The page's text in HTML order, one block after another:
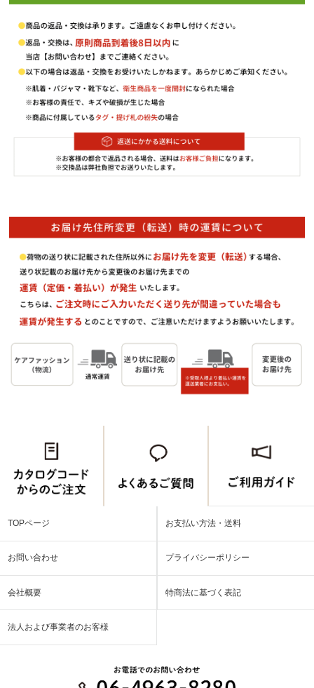
TOPページ お支払い方法・送料
お問い合わせ プライバシーポリシー
会社概要 特商法に基づく表記
法人および事業者のお客様